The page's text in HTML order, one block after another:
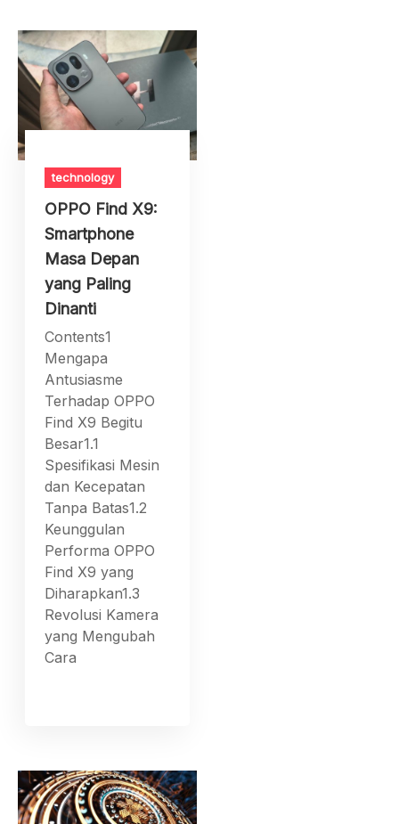
technology
OPPO Find X9:
Smartphone
Masa Depan
yang Paling
Dinanti
Contents1
Mengapa
Antusiasme
Terhadap OPPO
Find X9 Begitu
Besar1.1
Spesifikasi Mesin
dan Kecepatan
Tanpa Batas1.2
Keunggulan
Performa OPPO
Find X9 yang
Diharapkan1.3
Revolusi Kamera
yang Mengubah
Cara